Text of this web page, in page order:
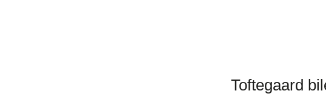
Toftegaard